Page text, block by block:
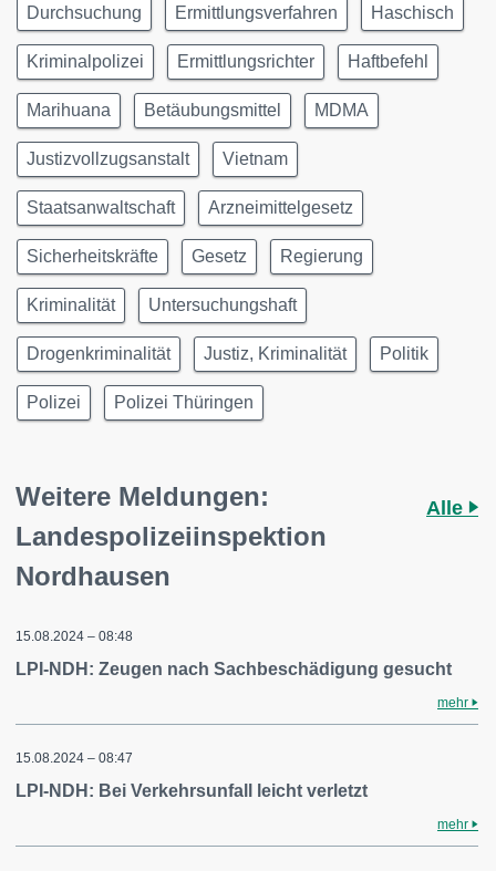
Durchsuchung Ermittlungsverfahren Haschisch
Kriminalpolizei Ermittlungsrichter Haftbefehl
Marihuana Betäubungsmittel MDMA
Justizvollzugsanstalt Vietnam
Staatsanwaltschaft Arzneimittelgesetz
Sicherheitskräfte Gesetz Regierung
Kriminalität Untersuchungshaft
Drogenkriminalität Justiz, Kriminalität Politik
Polizei Polizei Thüringen
Weitere Meldungen:
Landespolizeiinspektion
Nordhausen
Alle
15.08.2024 – 08:48
LPI-NDH: Zeugen nach Sachbeschädigung gesucht
mehr
15.08.2024 – 08:47
LPI-NDH: Bei Verkehrsunfall leicht verletzt
mehr